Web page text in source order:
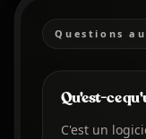
Questions
Qu'est-ce
C'est un